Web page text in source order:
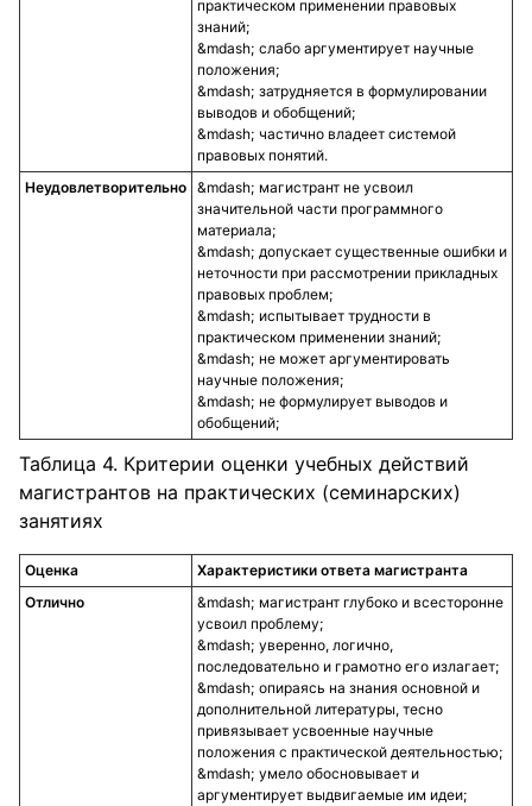
практическом применении правовых
знаний;
слабо аргументирует научные
положения;
затрудняется в формулировании
выводов и обобщений;
частично владеет системой
правовых понятий.
Неудовлетворительно
магистрант не усвоил
значительной части программного
материала;
допускает существенные ошибки и
неточности при рассмотрении прикладных
правовых проблем;
испытывает трудности в
практическом применении знаний;
не может аргументировать
научные положения;
не формулирует выводов и
обобщений;
Таблица 4. Критерии оценки учебных действий
магистрантов на практических (семинарских)
занятиях
Оценка Характеристики ответа магистранта
Отлично
магистрант глубоко и всесторонне
усвоил проблему;
уверенно, логично,
последовательно и грамотно его излагает;
опираясь на знания основной и
дополнительной литературы, тесно
привязывает усвоенные научные
положения с практической деятельностью;
умело обосновывает и
аргументирует выдвигаемые им идеи;